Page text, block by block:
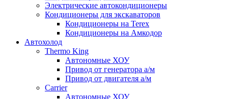
Электрические автокондиционеры
Кондиционеры для экскаваторов
Кондиционеры на Terex
Кондиционеры на Амкодор
Автохолод
Thermo King
Автономные ХОУ
Привод от генератора а/м
Привод от двигателя а/м
Carrier
Автономные ХОУ